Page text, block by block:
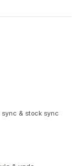
& stock sync